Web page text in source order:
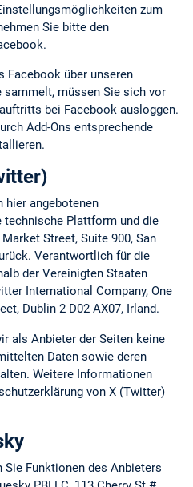
zum
Sie bitte den
Facebook über unseren
müssen Sie sich vor
bei Facebook ausloggen.
Add-Ons entsprechende
hier angebotenen
technische Plattform und die
Street, Suite 900, San
Verantwortlich für die
der Vereinigten Staaten
International Company, One
Dublin 2 D02 AX07, Irland.
als Anbieter der Seiten keine
Daten sowie deren
Weitere Informationen
von X (Twitter)
Funktionen des Anbieters